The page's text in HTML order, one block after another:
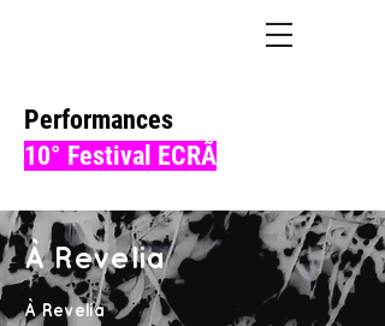
Performances
10° Festival ECRÃ
À Revelia
À Revelia